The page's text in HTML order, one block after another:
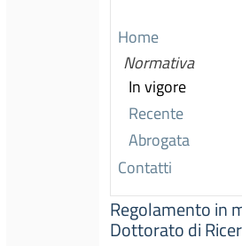
Home
Normativa
In vigore
Recente
Abrogata
Contatti
Regolamento in
Dottorato di